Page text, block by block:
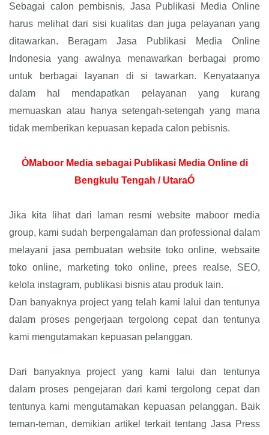
Sebagai calon pembisnis, Jasa Publikasi Media Online
harus melihat dari sisi kualitas dan juga pelayanan yang
ditawarkan. Beragam Jasa Publikasi Media Online
Indonesia yang awalnya menawarkan berbagai promo
untuk berbagai layanan di si tawarkan. Kenyataanya
dalam hal mendapatkan pelayanan yang kurang
memuaskan atau hanya setengah-setengah yang mana
tidak memberikan kepuasan kepada calon pebisnis.
ÒMaboor Media sebagai Publikasi Media Online di
Bengkulu Tengah / UtaraÓ
Jika kita lihat dari laman resmi website maboor media
group, kami sudah berpengalaman dan professional dalam
melayani jasa pembuatan website toko online, websaite
toko online, marketing toko online, prees realse, SEO,
kelola instagram, publikasi bisnis atau produk lain.
Dan banyaknya project yang telah kami lalui dan tentunya
dalam proses pengerjaan tergolong cepat dan tentunya
kami mengutamakan kepuasan pelanggan.
Dari banyaknya project yang kami lalui dan tentunya
dalam proses pengejaran dari kami tergolong cepat dan
tentunya kami mengutamakan kepuasan pelanggan. Baik
teman-teman, demikian artikel terkait tentang Jasa Press